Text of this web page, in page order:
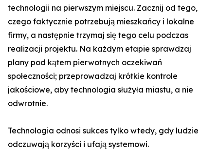
technologii na pierwszym miejscu. Zacznij od tego,
czego faktycznie potrzebują mieszkańcy i lokalne
firmy, a następnie trzymaj się tego celu podczas
realizacji projektu. Na każdym etapie sprawdzaj
plany pod kątem pierwotnych oczekiwań
społeczności; przeprowadzaj krótkie kontrole
jakościowe, aby technologia służyła miastu, a nie
odwrotnie.
Technologia odnosi sukces tylko wtedy, gdy ludzie
odczuwają korzyści i ufają systemowi.